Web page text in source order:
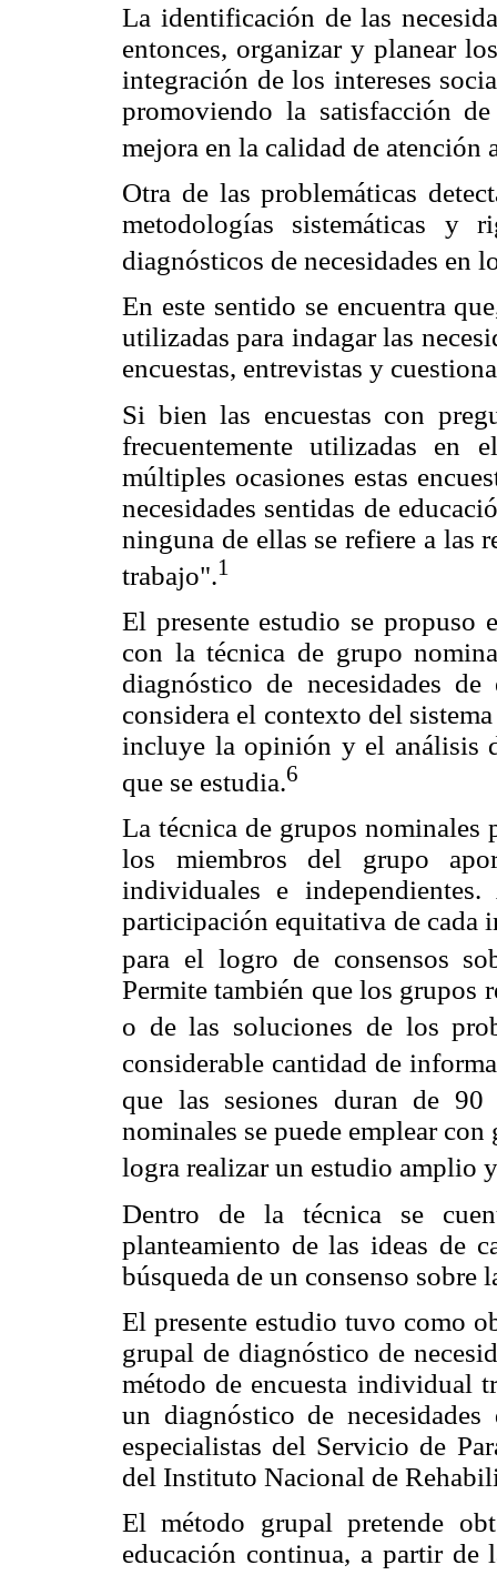
La identificación de las
entonces, organizar y planear
integración de los intereses
promoviendo la satisfacción
mejora en la calidad de atención
Otra de las problemáticas
metodologías sistemáticas y
diagnósticos de necesidades en
En este sentido se encuentra
utilizadas para indagar las
encuestas, entrevistas y
Si bien las encuestas con
frecuentemente utilizadas en
múltiples ocasiones estas
necesidades sentidas de
ninguna de ellas se refiere a las
trabajo".1
El presente estudio se propuso
con la técnica de grupo
diagnóstico de necesidades
considera el contexto del
incluye la opinión y el análisis
que se estudia.6
La técnica de grupos nominales
los miembros del grupo
individuales e
participación equitativa de cada
para el logro de consensos
Permite también que los grupos
o de las soluciones de los
considerable cantidad de
que las sesiones duran de
nominales se puede emplear
logra realizar un estudio amplio
Dentro de la técnica se
planteamiento de las ideas de
búsqueda de un consenso sobre
El presente estudio tuvo como
grupal de diagnóstico de
método de encuesta individual
un diagnóstico de
especialistas del Servicio de
del Instituto Nacional de
El método grupal pretende
educación continua, a partir de